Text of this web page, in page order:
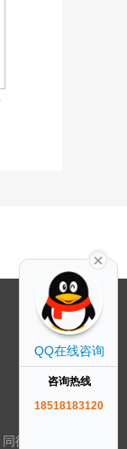
同德县
QQ在线咨询
咨询热线
18518183120